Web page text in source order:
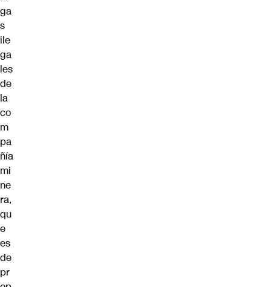
ga
s
ile
ga
les
de
la
co
m
pa
ñía
mi
ne
ra,
qu
e
es
de
pr